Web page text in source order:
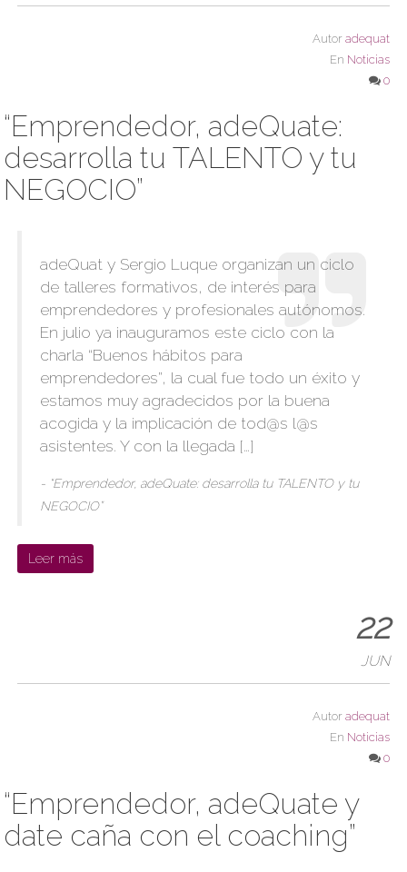
Autor adequat
En Noticias
0
“Emprendedor, adeQuate:
desarrolla tu TALENTO y tu
NEGOCIO”
adeQuat y Sergio Luque organizan un ciclo
de talleres formativos, de interés para
emprendedores y profesionales autónomos.
En julio ya inauguramos este ciclo con la
charla “Buenos hábitos para
emprendedores”, la cual fue todo un éxito y
estamos muy agradecidos por la buena
acogida y la implicación de tod@s l@s
asistentes. Y con la llegada […]
- “Emprendedor, adeQuate: desarrolla tu TALENTO y tu
NEGOCIO”
Leer más
22
JUN
Autor adequat
En Noticias
0
“Emprendedor, adeQuate y
date caña con el coaching”